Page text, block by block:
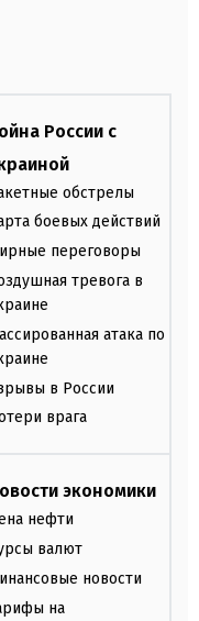
России с
обстрелы
боевых действий
переговоры
тревога в
атака по
в России
врага
экономики
нефти
валют
новости
на